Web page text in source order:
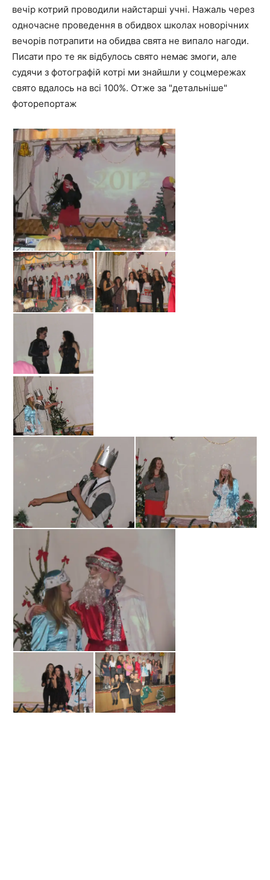
вечір котрий проводили найстарші учні. Нажаль через
одночасне проведення в обидвох школах новорічних
вечорів потрапити на обидва свята не випало нагоди.
Писати про те як відбулось свято немає змоги, але
судячи з фотографій котрі ми знайшли у соцмережах
свято вдалось на всі 100%. Отже за "детальніше"
фоторепортаж